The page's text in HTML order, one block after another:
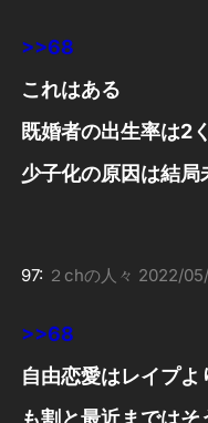
>>68
これはある
既婚者の出生率は2
少子化の原因は結局
97: ２chの人々 2022/
>>68
自由恋愛はレイプ
も割と最近までは